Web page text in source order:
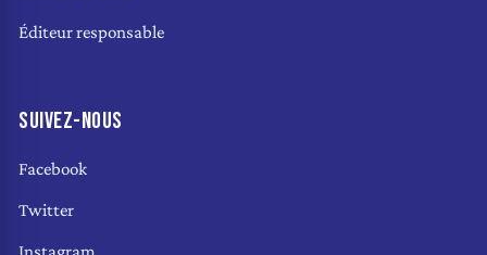
Éditeur responsable
SUIVEZ-NOUS
Facebook
Twitter